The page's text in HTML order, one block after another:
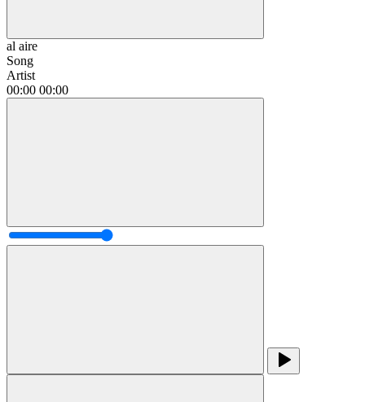
al aire
Song
Artist
00:00 00:00